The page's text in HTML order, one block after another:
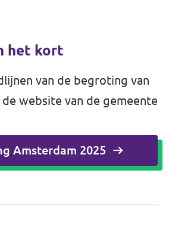
het kort
van de begroting van
website van de gemeente
Amsterdam 2025